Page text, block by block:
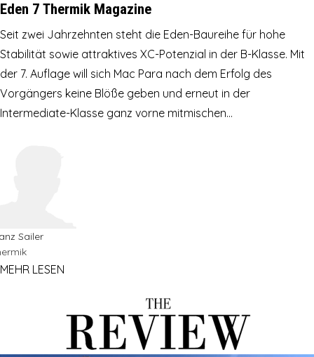
Eden 7 Thermik Magazine
Seit zwei Jahrzehnten steht die Eden-Baureihe für hohe
Stabilität sowie attraktives XC-Potenzial in der B-Klasse. Mit
der 7. Auflage will sich Mac Para nach dem Erfolg des
Vorgängers keine Blöße geben und erneut in der
Intermediate-Klasse ganz vorne mitmischen…
Sailer
MEHR LESEN